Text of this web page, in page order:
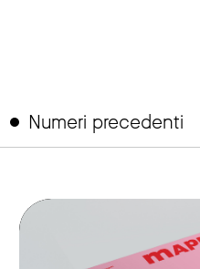
Numeri precedenti